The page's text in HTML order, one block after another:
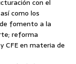
con el
como los
fomento a la
reforma
CFE en materia de